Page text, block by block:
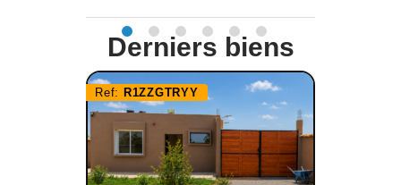
Derniers biens
Ref: R1ZZGTRYY